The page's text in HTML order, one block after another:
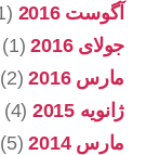
آگوست 2016
(1)
جولای 2016
(1)
مارس 2016
(2)
ژانویه 2015
(4)
مارس 2014
(5)